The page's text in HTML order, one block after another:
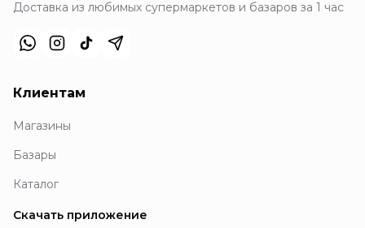
Доставка из любимых супермаркетов и базаров за 1 час
Клиентам
Магазины
Базары
Каталог
Скачать приложение